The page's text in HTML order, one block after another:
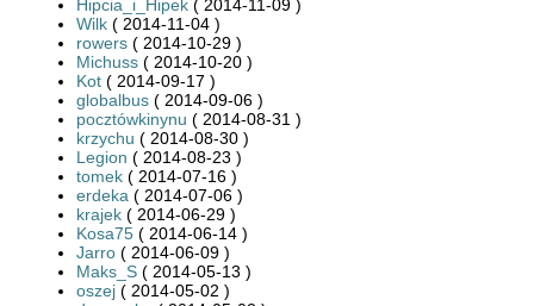
Hipcia_i_Hipek ( 2014-11-09 )
Wilk ( 2014-11-04 )
rowers ( 2014-10-29 )
Michuss ( 2014-10-20 )
Kot ( 2014-09-17 )
globalbus ( 2014-09-06 )
pocztówkinynu ( 2014-08-31 )
krzychu ( 2014-08-30 )
Legion ( 2014-08-23 )
tomek ( 2014-07-16 )
erdeka ( 2014-07-06 )
krajek ( 2014-06-29 )
Kosa75 ( 2014-06-14 )
Jarro ( 2014-06-09 )
Maks_S ( 2014-05-13 )
oszej ( 2014-05-02 )